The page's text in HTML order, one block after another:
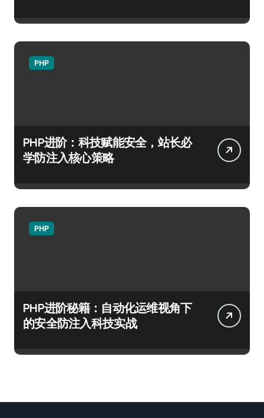
PHP
PHP进阶：科技赋能安全，站长必
学防注入核心策略
PHP
PHP进阶秘籍：自动化运维视角下
的安全防注入科技实战